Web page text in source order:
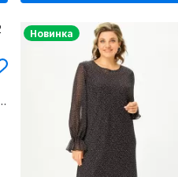
Новинка